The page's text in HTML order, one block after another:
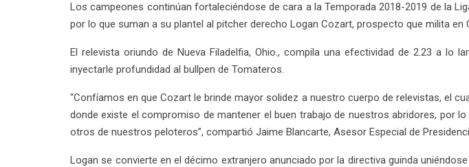
Los campeones continúan fortaleciéndose de cara a la Temporada 2018-2019 de la
por lo que suman a su plantel al pitcher derecho Logan Cozart, prospecto que milita en
El relevista oriundo de Nueva Filadelfia, Ohio., compila una efectividad de 2.23 a
inyectarle profundidad al bullpen de Tomateros.
“Confíamos en que Cozart le brinde mayor solidez a nuestro cuerpo de relevistas, el
donde existe el compromiso de mantener el buen trabajo de nuestros abridores, por
otros de nuestros peloteros”, compartió Jaime Blancarte, Asesor Especial de
Logan se convierte en el décimo extranjero anunciado por la directiva guinda